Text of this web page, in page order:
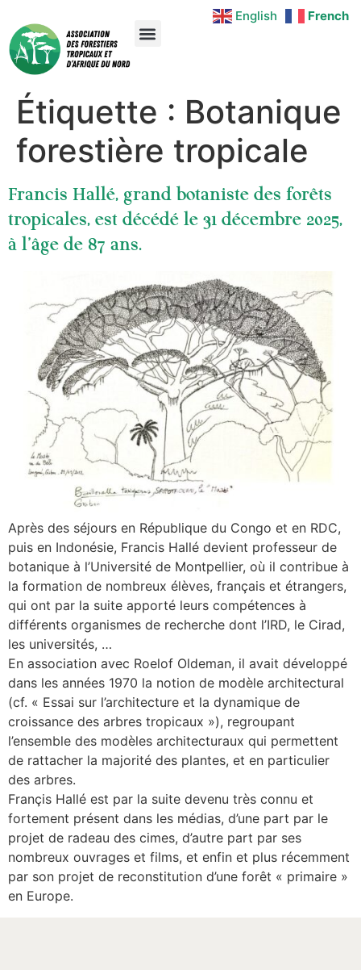
Étiquette : Botanique
forestière tropicale
Francis Hallé, grand botaniste des forêts
tropicales, est décédé le 31 décembre 2025,
à l’âge de 87 ans.
Après des séjours en République du Congo et en RDC,
puis en Indonésie, Francis Hallé devient professeur de
botanique à l’Université de Montpellier, où il contribue à
la formation de nombreux élèves, français et étrangers,
qui ont par la suite apporté leurs compétences à
différents organismes de recherche dont l’IRD, le Cirad,
les universités, …
En association avec Roelof Oldeman, il avait développé
dans les années 1970 la notion de modèle architectural
(cf. « Essai sur l’architecture et la dynamique de
croissance des arbres tropicaux »), regroupant
l’ensemble des modèles architecturaux qui permettent
de rattacher la majorité des plantes, et en particulier
des arbres.
Françis Hallé est par la suite devenu très connu et
fortement présent dans les médias, d’une part par le
projet de radeau des cimes, d’autre part par ses
nombreux ouvrages et films, et enfin et plus récemment
par son projet de reconstitution d’une forêt « primaire »
en Europe.
English French